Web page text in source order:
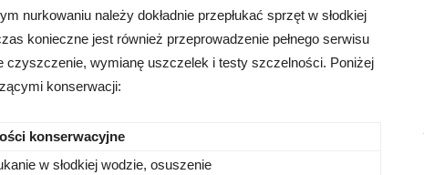
nurkowaniu należy dokładnie przepłukać sprzęt w słodkiej
konieczne jest również przeprowadzenie pełnego serwisu
czyszczenie, wymianę uszczelek i testy szczelności. Poniżej
konserwacji:
konserwacyjne
w słodkiej wodzie, osuszenie